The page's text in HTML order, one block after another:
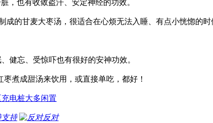
，也有收敛盗汗、安定神经的功效。
成的甘麦大枣汤，很适合在心烦无法入睡、有点小恍惚的
健忘、受惊吓也有很好的安神功效。
煮成甜汤来饮用，或直接单吃，都好！
电桩大多闲置
支持
反对